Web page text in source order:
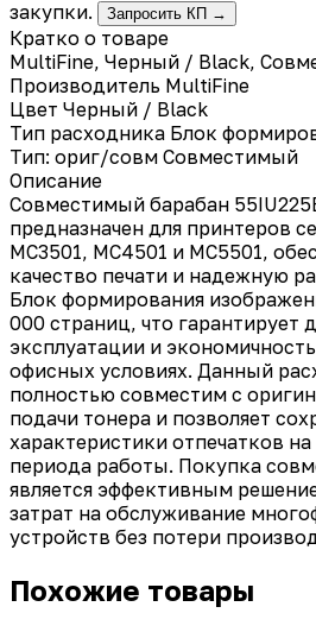
закупки.
Запросить КП →
Кратко о товаре
MultiFine, Черный / Black,
Производитель MultiFine
Цвет Черный / Black
Тип расходника Блок
Тип: ориг/совм Совместимый
Описание
Совместимый барабан
предназначен для принтеров
MC3501, MC4501 и MC5501,
качество печати и надежную
Блок формирования
000 страниц, что гарантирует
эксплуатации и
офисных условиях. Данный
полностью совместим с
подачи тонера и позволяет
характеристики отпечатков
периода работы. Покупка
является эффективным
затрат на обслуживание
устройств без потери
Похожие товары